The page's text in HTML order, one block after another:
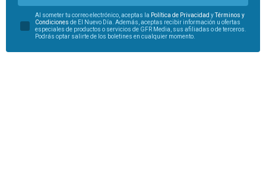
Al someter tu correo electrónico, aceptas la Política de Privacidad yTérminos y
Condiciones de El Nuevo Día. Además, aceptas recibir información u ofertas
especiales de productos o servicios de GFR Media, sus afiliadas o de terceros.
Podrás optar salirte de los boletines en cualquier momento.